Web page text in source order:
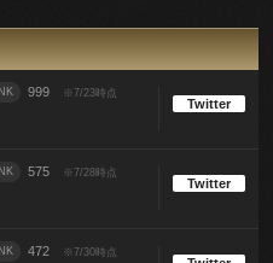
999 ※7/23時点
Twitter
575 ※7/28時点
Twitter
472 ※7/30時点